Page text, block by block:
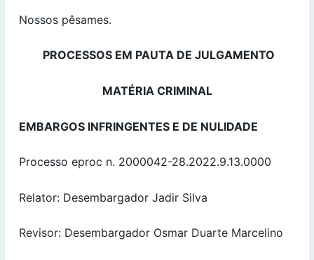
Nossos pêsames.
PROCESSOS EM PAUTA DE JULGAMENTO
MATÉRIA CRIMINAL
EMBARGOS INFRINGENTES E DE NULIDADE
Processo eproc n. 2000042-28.2022.9.13.0000
Relator: Desembargador Jadir Silva
Revisor: Desembargador Osmar Duarte Marcelino